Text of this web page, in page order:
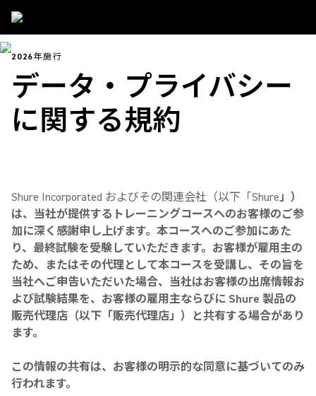
2026年施行
データ・プライバシー
に関する規約
Shure Incorporated およびその関連会社（以下「Shure」）
は、当社が提供するトレーニングコースへのお客様のご参
加に深く感謝申し上げます。本コースへのご参加にあた
り、最終試験を受験していただきます。お客様が雇用主の
ため、またはその代理として本コースを受講し、その旨を
当社へご申告いただいた場合、当社はお客様の出席情報お
よび試験結果を、お客様の雇用主ならびに Shure 製品の
販売代理店（以下「販売代理店」）と共有する場合があり
ます。
この情報の共有は、お客様の明示的な同意に基づいてのみ
行われます。